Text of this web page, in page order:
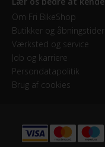
Om Fri BikeShop
Butikker og åbningstider
Værksted og service
Job og karriere
Persondatapolitik
Brug af cookies